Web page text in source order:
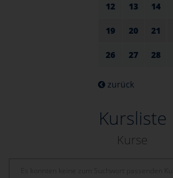
12 13 14
19 20 21
26 27 28
zurück
Kursliste
Kurse